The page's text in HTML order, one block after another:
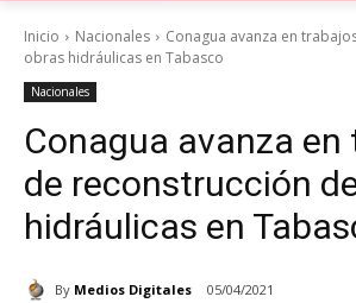
Inicio Nacionales
Conagua avanza en
obras hidráulicas en Tabasco
Nacionales
Conagua avanza en
de reconstrucción
hidráulicas en
By Medios Digitales 05/04/2021